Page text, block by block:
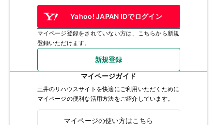
Yahoo! JAPAN IDでログイン
マイページ登録をされていない方は、こちらから新規
登録いただけます。
新規登録
マイページガイド
三井のリハウスサイトを快適にご利用いただくために
マイページの便利な活用方法をご紹介しています。
マイページの使い方はこちら